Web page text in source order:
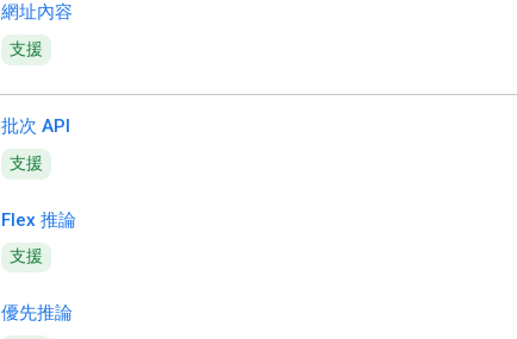
網址內容
支援
批次 API
支援
Flex 推論
支援
優先推論